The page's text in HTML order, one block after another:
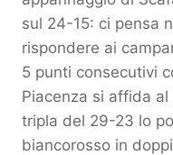
sul 24-15: ci pensa
rispondere ai
5 punti consecutivi
Piacenza si affida
tripla del 29-23 lo
biancorosso in